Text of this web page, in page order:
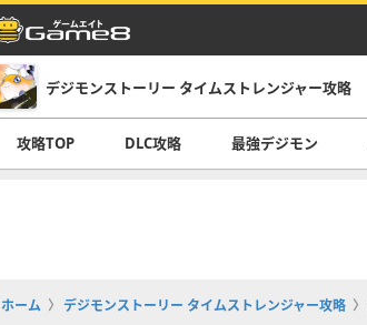
デジモンストーリー タイムストレンジャー攻略
攻略TOP DLC攻略 最強デジモン
ホーム デジモンストーリー タイムストレンジャー攻略